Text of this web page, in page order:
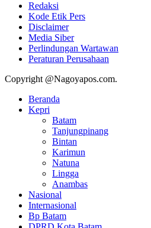
Redaksi
Kode Etik Pers
Disclaimer
Media Siber
Perlindungan Wartawan
Peraturan Perusahaan
Copyright @Nagoyapos.com.
Beranda
Kepri
Batam
Tanjungpinang
Bintan
Karimun
Natuna
Lingga
Anambas
Nasional
Internasional
Bp Batam